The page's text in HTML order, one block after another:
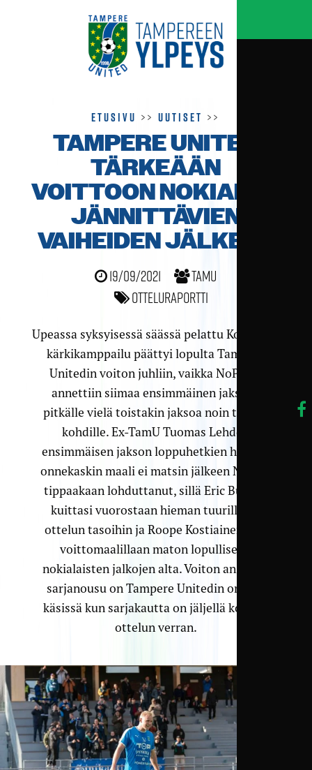
Etusivu >>Uutiset >>
TAMPERE UNITED
TÄRKEÄÄN
VOITTOON NOKIALLA
JÄNNITTÄVIEN
VAIHEIDEN JÄLKEEN
19/09/2021
TamU
Otteluraportti
Upeassa syksyisessä säässä pelattu Kolmosen
kärkikamppailu päättyi lopulta Tampere
Unitedin voiton juhliin, vaikka NoPSille
annettiin siimaa ensimmäinen jakso ja
pitkälle vielä toistakin jaksoa noin tunnin
kohdille. Ex-TamU Tuomas Lehden
ensimmäisen jakson loppuhetkien hieman
onnekaskin maali ei matsin jälkeen NoPSia
tippaakaan lohduttanut, sillä Eric Bullock
kuittasi vuorostaan hieman tuurillakin
ottelun tasoihin ja Roope Kostiainen veti
voittomaalillaan maton lopullisesti
nokialaisten jalkojen alta. Voiton ansiosta
sarjanousu on Tampere Unitedin omissa
käsissä kun sarjakautta on jäljellä kolmen
ottelun verran.